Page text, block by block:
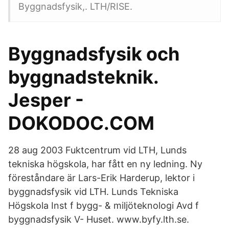
Byggnadsfysik,. LTH/RISE.
Byggnadsfysik och
byggnadsteknik.
Jesper -
DOKODOC.COM
28 aug 2003 Fuktcentrum vid LTH, Lunds
tekniska högskola, har fått en ny ledning. Ny
föreståndare är Lars-Erik Harderup, lektor i
byggnadsfysik vid LTH. Lunds Tekniska
Högskola Inst f bygg- & miljöteknologi Avd f
byggnadsfysik V- Huset. www.byfy.lth.se.